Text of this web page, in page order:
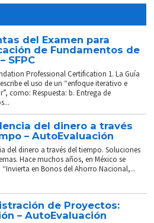
del Examen para
de Fundamentos de
SFPC
Professional Certification 1. La Guía
el uso de un “enfoque iterativo e
como: Respuesta: b. Entrega de
del dinero a través
– AutoEvaluación
del dinero a través del tiempo. Soluciones
Hace muchos años, en México se
en Bonos del Ahorro Nacional,...
de Proyectos:
– AutoEvaluación